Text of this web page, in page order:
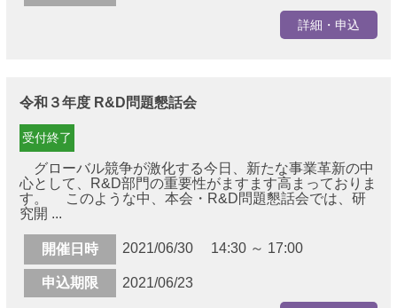
詳細・申込
令和３年度 R&D問題懇話会
受付終了
グローバル競争が激化する今日、新たな事業革新の中
心として、R&D部門の重要性がますます高まっておりま
す。 このような中、本会・R&D問題懇話会では、研
究開 ...
開催日時 2021/06/30 14:30 ～ 17:00
申込期限 2021/06/23